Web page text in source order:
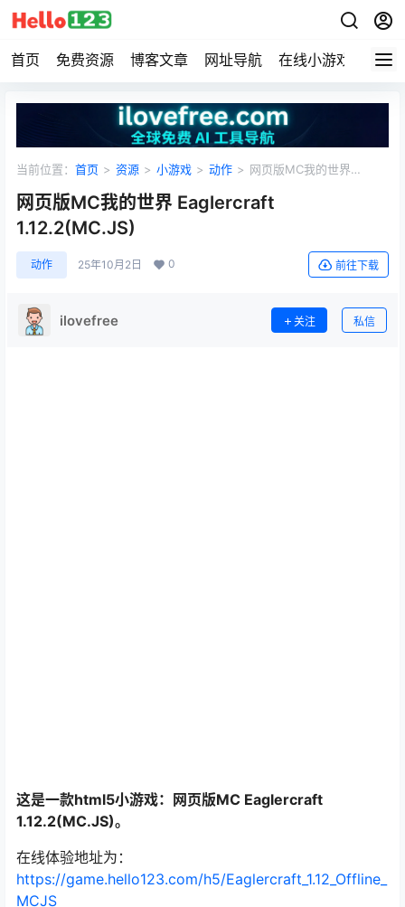
首页 免费资源 博客文章 网址导航 在线小游戏
当前位置： 首页 > 资源 > 小游戏 > 动作 > 网页版MC我的世界
网页版MC我的世界 Eaglercraft
1.12.2(MC.JS)
动作 25年10月2日 0 前往下载
ilovefree 关注 私信
这是一款html5小游戏：网页版MC Eaglercraft
1.12.2(MC.JS)。
在线体验地址为：
https://game.hello123.com/h5/Eaglercraft_1.12_Offline_
MCJS